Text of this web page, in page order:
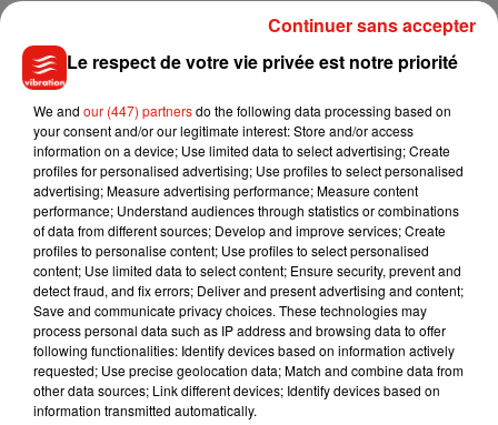
plan d’aide adopté par le Congrès américain : un budget de
100 millions de dollars d’indemnisation pour les hôpitaux et
les assurances ayant eu des patients victimes du Covid-19.
A Seattle coronavirus survivor got a $1.1 million, 181-page
hospital bill. He won't have to pay the vast majority of it but it
highlights why American health care is so hard to reform,
writes Danny Westneat.https://t.co/fQR9Z9BdOu
— The Seattle Times (@seattletimes)June 13, 2020
Musique
Julien Lieb s’essaye à la vie de chatelain
Le respect de votre vie privée est notre priorité
We and our (447) partnersdo the following data processing based on
your consent and/or our legitimate interest: Store and/or access
information on a device; Use limited data to select advertising; Create
profiles for personalised advertising; Use profiles to select personalised
advertising; Measure advertising performance; Measure content
performance; Understand audiences through statistics or combinations
of data from different sources; Develop and improve services; Create
profiles to personalise content; Use profiles to select personalised
content; Use limited data to select content; Ensure security, prevent and
detect fraud, and fix errors; Deliver and present advertising and content;
Save and communicate privacy choices. These technologies may
process personal data such as IP address and browsing data to offer
following functionalities: Identify devices based on information actively
requested; Use precise geolocation data; Match and combine data from
other data sources; Link different devices; Identify devices based on
information transmitted automatically.
Continuer sans accepter